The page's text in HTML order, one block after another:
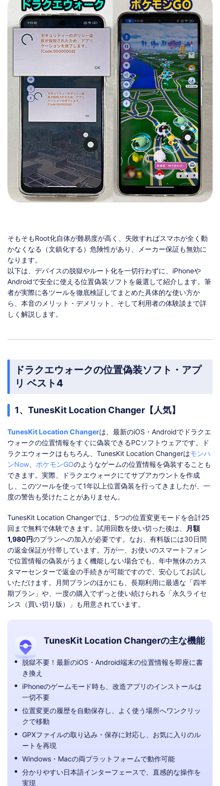
そもそもRoot化自体が難易度が高く、失敗すればスマホが全く動
かなくなる（文鎮化する）危険性があり、メーカー保証も無効に
なります。
以下は、デバイスの脱獄やルート化を一切行わずに、iPhoneや
Androidで安全に使える位置偽装ソフトを厳選して紹介します。筆
者が実際に各ツールを徹底検証してまとめた具体的な使い方か
ら、本音のメリット・デメリット、そして利用者の体験談まで詳
しく解説します。
ドラクエウォークの位置偽装ソフト・アプ
リ ベスト4
1、TunesKit Location Changer【人気】
TunesKit Location Changerは、最新のiOS・Androidでドラクエ
ウォークの位置情報をすぐに偽装できるPCソフトウェアです。ド
ラクエウォークはもちろん、TunesKit Location Changerはモンハ
ンNow
ポケモンGOのようなゲームの位置情報を偽装することも
できます。実際、ドラクエウォークにてサブアカウントを作成
し、このツールを使って1年以上位置偽装を行ってきましたが、一
度の警告も受けたことがありません。
TunesKit Location Changerでは、5つの位置変更モードを合計25
回まで無料で体験できます。試用回数を使い切った後は、
月額
1,980円のプランへの加入が必要です。なお、有料版には30日間
の返金保証が付帯しています。万が一、お使いのスマートフォン
で位置情報の偽装がうまく機能しない場合でも、年中無休のカス
タマーセンターで返金の手続きが可能ですので、安心してお試し
いただけます。月間プランのほかにも、長期利用に最適な「四半
期プラン」や、一度の購入でずっと使い続けられる「永久ライセ
ンス（買い切り版）」も用意されています。
TunesKit Location Changerの主な機能
脱獄不要！最新のiOS・Android端末の位置情報を即座に書
き換え
iPhoneのゲームモード時も、改造アプリのインストールは
一切不要
位置変更の履歴を自動保存し、よく使う場所へワンクリッ
クで移動
GPXファイルの取り込み・保存に対応し、お気に入りのル
ートを再現
Windows・Macの両プラットフォームで動作可能
分かりやすい日本語インターフェースで、直感的な操作を
実現